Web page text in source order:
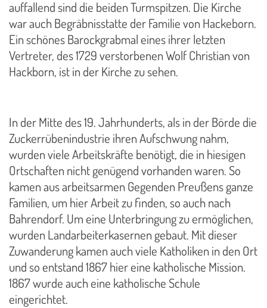
auffallend sind die beiden Turmspitzen. Die Kirche
war auch Begräbnisstatte der Familie von Hackeborn.
Ein schönes Barockgrabmal eines ihrer letzten
Vertreter, des 1729 verstorbenen Wolf Christian von
Hackborn, ist in der Kirche zu sehen.
In der Mitte des 19. Jahrhunderts, als in der Börde die
Zuckerrübenindustrie ihren Aufschwung nahm,
wurden viele Arbeitskräfte benötigt, die in hiesigen
Ortschaften nicht genügend vorhanden waren. So
kamen aus arbeitsarmen Gegenden Preußens ganze
Familien, um hier Arbeit zu finden, so auch nach
Bahrendorf. Um eine Unterbringung zu ermöglichen,
wurden Landarbeiterkasernen gebaut. Mit dieser
Zuwanderung kamen auch viele Katholiken in den Ort
und so entstand 1867 hier eine katholische Mission.
1867 wurde auch eine katholische Schule
eingerichtet.